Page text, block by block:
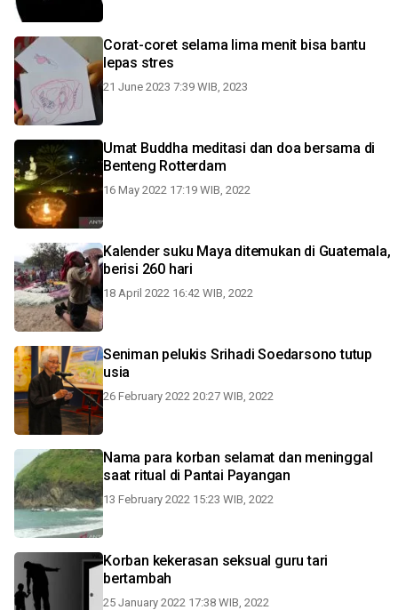
Corat-coret selama lima menit bisa bantu
lepas stres
21 June 2023 7:39 WIB, 2023
Umat Buddha meditasi dan doa bersama di
Benteng Rotterdam
16 May 2022 17:19 WIB, 2022
Kalender suku Maya ditemukan di Guatemala,
berisi 260 hari
18 April 2022 16:42 WIB, 2022
Seniman pelukis Srihadi Soedarsono tutup
usia
26 February 2022 20:27 WIB, 2022
Nama para korban selamat dan meninggal
saat ritual di Pantai Payangan
13 February 2022 15:23 WIB, 2022
Korban kekerasan seksual guru tari
bertambah
25 January 2022 17:38 WIB, 2022